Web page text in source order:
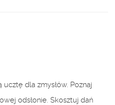
dla zmysłów. Poznaj
odsłonie. Skosztuj dań